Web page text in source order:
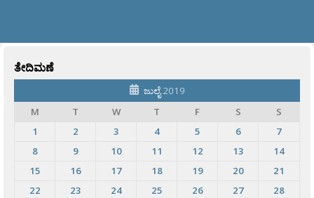
ತೇದಿಮಣೆ
ಜುಲೈ 2019
M
T W T F S
S
1
2 3 4 5 6
7
8
9 10 11 12 13
14
15
16 17 18 19 20
21
22
23 24 25 26 27
28